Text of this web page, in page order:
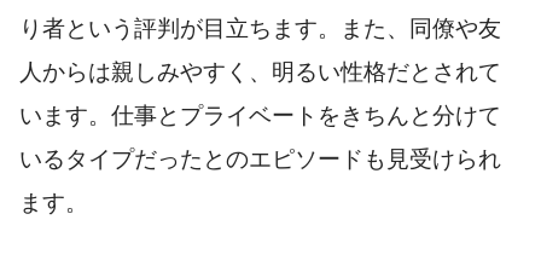
り者という評判が目立ちます。また、同僚や友
人からは親しみやすく、明るい性格だとされて
います。仕事とプライベートをきちんと分けて
いるタイプだったとのエピソードも見受けられ
ます。